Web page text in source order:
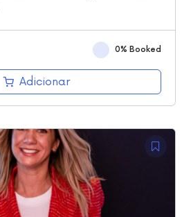
0% Booked
Adicionar